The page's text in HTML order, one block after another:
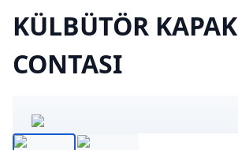
KÜLBÜTÖR KAPAK
CONTASI